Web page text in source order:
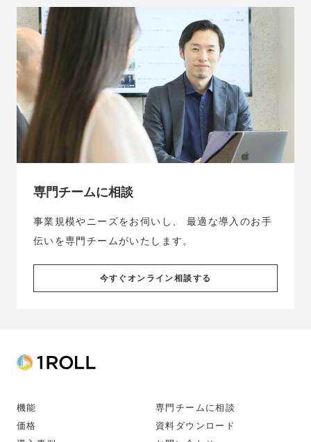
専門チームに相談
事業規模やニーズをお伺いし、
最適な導入のお手
伝いを専門チームがいたします。
今すぐオンライン相談する
機能
価格
専門チームに相談
資料ダウンロード